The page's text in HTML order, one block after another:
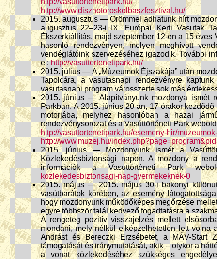
http://vasuttortenetipark.hu/
http://www.disznotoroskolbaszfesztival.hu/
2015. augusztus — Örömmel adhatunk hírt
augusztus 22–23-i IX. Európai Kerti Vasutak
Ékszerkiállítás, majd szeptember 12-én a 15
hasonló rendezvényen, melyen meghívott
vendéglátóink szervezéséhez igazodik. További
el:http://vasuttortenetipark.hu/
2015. július — A „Múzeumok Éjszakája” után
Tapolcára, a vasutasnapi rendezvényre
vasutasnapi program városszerte sok más
2015. június — Alapítványunk mozdonya ismét
Parkban. A 2015. június 20-án, 17 órakor
motorjába, melyhez hasonlóban a hazai
rendezvénysorozat és a Vasúttörténeti Park
http://vasuttortenetipark.hu/esemeny-hir/
http://www.muzej.hu/
2015. június — Mozdonyunk ismét a
Közlekedésbiztonsági napon. A mozdony a
információk a Vasúttörténeti Park
kozlekedesbiztonsagi-nap-gyermekeknek-0
2015. május — 2015. május 30-i bakonyi
vasútbarátok körében, az esemény
hogy mozdonyunk működőképes megőrzése
egyre többször talál kedvező fogadtatásra a
A rengeteg pozitív visszajelzés mellett
mondani, mely nélkül elképzelhetetlen lett volna
Andrást és Bereczki Erzsébetet, a MÁV-Start
támogatását és iránymutatását, akik – olykor a
a vonat közlekedéséhez szükséges